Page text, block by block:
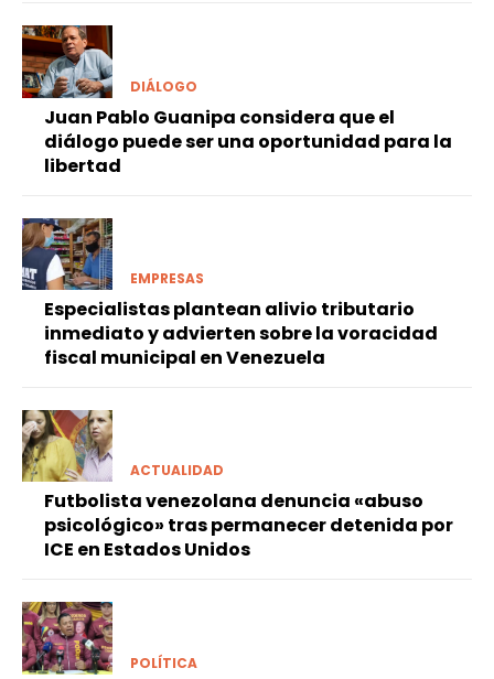
DIÁLOGO
Juan Pablo Guanipa considera que el
diálogo puede ser una oportunidad para la
libertad
EMPRESAS
Especialistas plantean alivio tributario
inmediato y advierten sobre la voracidad
fiscal municipal en Venezuela
ACTUALIDAD
Futbolista venezolana denuncia «abuso
psicológico» tras permanecer detenida por
ICE en Estados Unidos
POLÍTICA